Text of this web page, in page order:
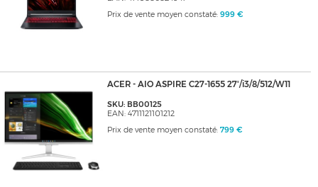
Prix de vente moyen constaté: 999 €
ACER - AIO ASPIRE C27-1655 27'/i3/8/512/W11
SKU: BB00125
EAN: 4711121101212
Prix de vente moyen constaté: 799 €